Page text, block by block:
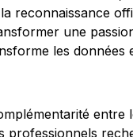
reconnaissance
une
les données
entre
professionnels